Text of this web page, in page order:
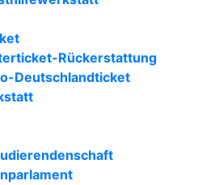
Rückerstattung
Deutschlandticket